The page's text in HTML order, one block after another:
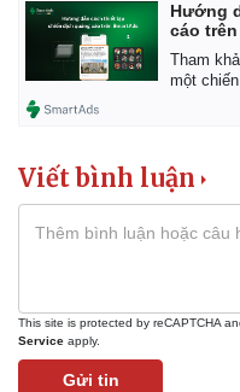
Hướng
cáo
Tham
một
Viết bình luận
This site is protected by reCAPTCHA
Service apply.
Gửi tin